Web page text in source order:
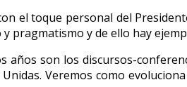
el toque personal del
pragmatismo y de ello hay
son los discursos-
Veremos como